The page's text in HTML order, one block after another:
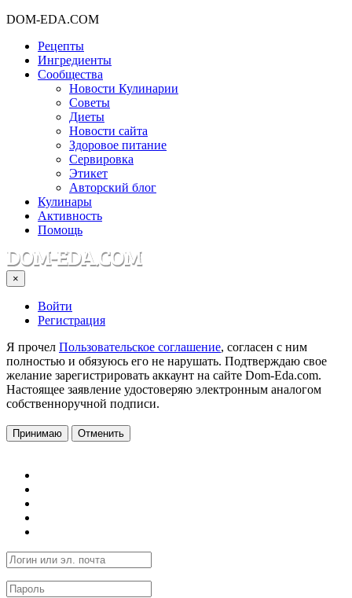
DOM-EDA.COM
Рецепты
Ингредиенты
Сообщества
Новости Кулинарии
Советы
Диеты
Новости сайта
Здоровое питание
Сервировка
Этикет
Авторский блог
Кулинары
Активность
Помощь
×
Войти
Регистрация
Я прочел Пользовательское соглашение, согласен с ним
полностью и обязуюсь его не нарушать. Подтверждаю свое
желание зарегистрировать аккаунт на сайте Dom-Eda.com.
Настоящее заявление удостоверяю электронным аналогом
собственноручной подписи.
Принимаю Отменить